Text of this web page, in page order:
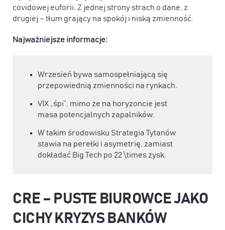
covidowej euforii. Z jednej strony strach o dane, z
drugiej – tłum grający na spokój i niską zmienność.
Najważniejsze informacje:
Wrzesień bywa samospełniającą się
przepowiednią zmienności na rynkach.
VIX „śpi”, mimo że na horyzoncie jest
masa potencjalnych zapalników.
W takim środowisku Strategia Tytanów
stawia na perełki i asymetrię, zamiast
dokładać Big Tech po 22 \times zysk.
CRE – PUSTE BIUROWCE JAKO
CICHY KRYZYS BANKÓW